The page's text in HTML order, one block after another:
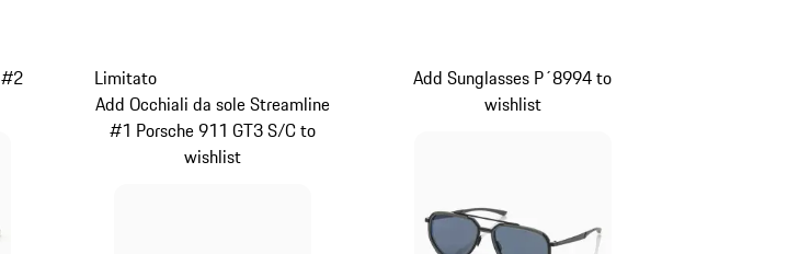
Limitato
Add Occhiali da sole Streamline
#1 Porsche 911 GT3 S/C to
wishlist
Add Sunglasses P´8994 to
wishlist